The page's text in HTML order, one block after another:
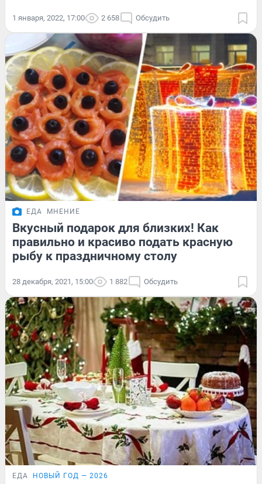
1 января, 2022, 17:00 2 658 Обсудить
ЕДА МНЕНИЕ
Вкусный подарок для близких! Как
правильно и красиво подать красную
рыбу к праздничному столу
28 декабря, 2021, 15:00 1 882 Обсудить
ЕДА НОВЫЙ ГОД — 2026